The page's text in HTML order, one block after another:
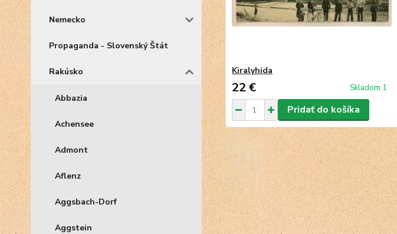
Nemecko
Propaganda - Slovenský Štát
Rakúsko
Abbazia
Achensee
Admont
Aflenz
Aggsbach-Dorf
Aggstein
Kiralyhida
22 € Skladom 1
Pridať do košíka